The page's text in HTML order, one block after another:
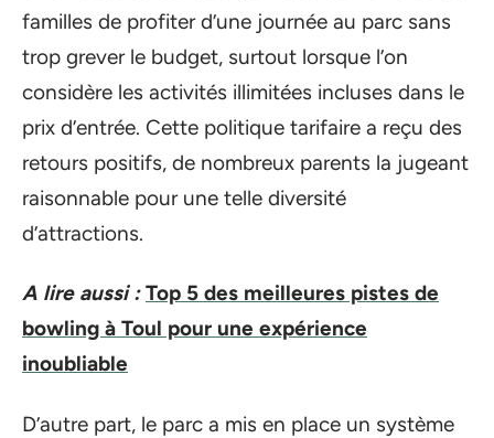
familles de profiter d’une journée au parc sans
trop grever le budget, surtout lorsque l’on
considère les activités illimitées incluses dans le
prix d’entrée. Cette politique tarifaire a reçu des
retours positifs, de nombreux parents la jugeant
raisonnable pour une telle diversité
d’attractions.
A lire aussi : Top 5 des meilleures pistes de
bowling à Toul pour une expérience
inoubliable
D’autre part, le parc a mis en place un système